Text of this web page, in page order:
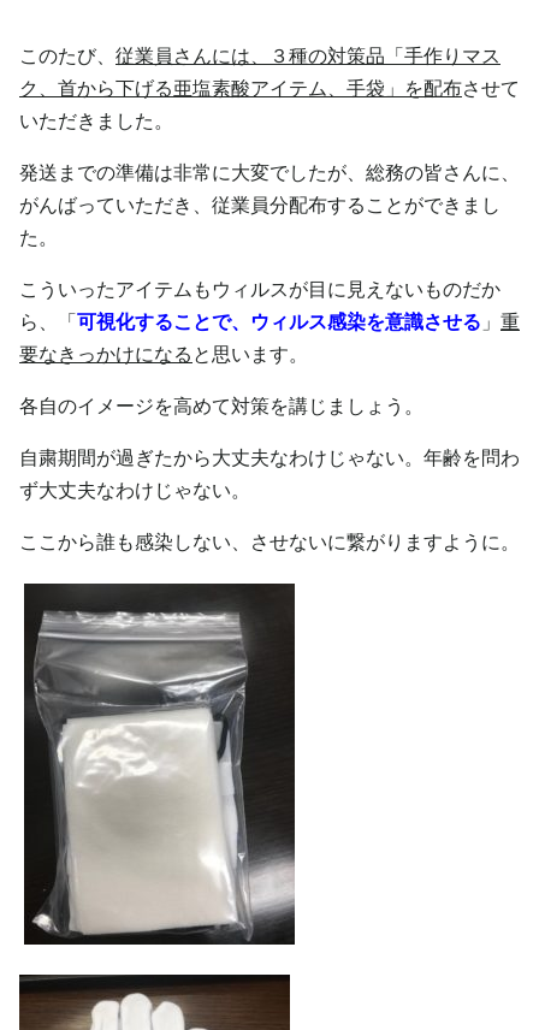
このたび、 従業員さんには、３種の対策品「手作りマス
ク、首から下げる亜塩素酸アイテム、手袋」を配布させて
いただきました。
発送までの準備は非常に大変でしたが、総務の皆さんに、
がんばっていただき、従業員分配布することができまし
た。
こういったアイテムもウィルスが目に見えないものだか
ら、「 可視化することで、 ウィルス感染を意識させる 」 重
要なきっかけになる と思います。
各自のイメージを高めて対策を講じましょう。
自粛期間が過ぎたから大丈夫なわけじゃない。年齢を問わ
ず大丈夫なわけじゃない。
ここから誰も感染しない、させないに繋がりますように。